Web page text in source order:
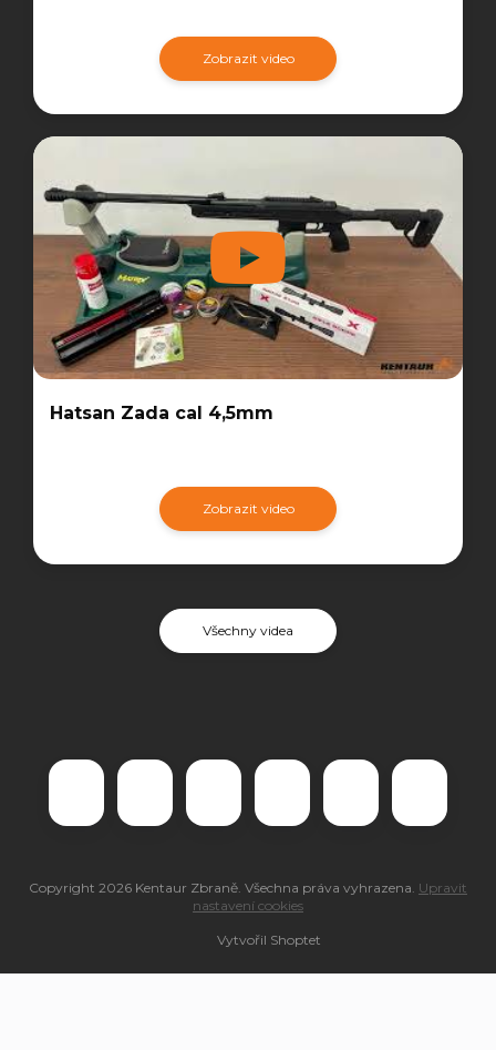
Zobrazit video
Hatsan Zada cal 4,5mm
Zobrazit video
Všechny videa
Vytvořil Shoptet
Copyright 2026 Kentaur Zbraně . Všechna práva vyhrazena. Upravit
nastavení cookies